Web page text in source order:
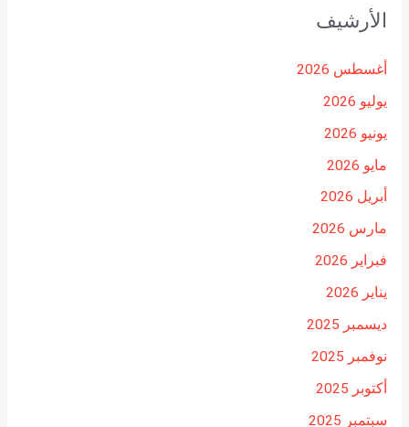
الأرشيف
أغسطس 2026
يوليو 2026
يونيو 2026
مايو 2026
أبريل 2026
مارس 2026
فبراير 2026
يناير 2026
ديسمبر 2025
نوفمبر 2025
أكتوبر 2025
سبتمبر 2025